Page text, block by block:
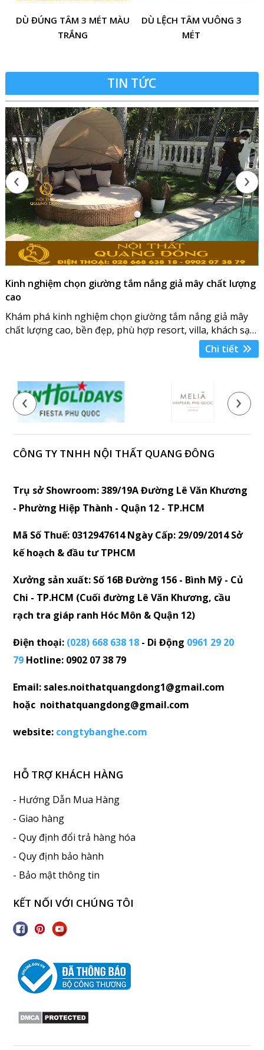
DÙ ĐÚNG TÂM 3 MÉT MÀU
TRẮNG
DÙ LỆCH TÂM VUÔNG 3
MÉT
TIN TỨC
Kinh nghiệm chọn giường tắm nắng giả mây chất lượng
cao
Khám phá kinh nghiệm chọn giường tắm nắng giả mây
chất lượng cao, bền đẹp, phù hợp resort, villa, khách sạn,
Chi tiết
‹ ›
‹ ›
CÔNG TY TNHH NỘI THẤT QUANG ĐÔNG
Trụ sở Showroom: 389/19A Đường Lê Văn Khương
- Phường Hiệp Thành - Quận 12 - TP.HCM
Mã Số Thuế: 0312947614 Ngày Cấp: 29/09/2014 Sở
kế hoạch & đầu tư TPHCM
Xưởng sản xuất: Số 16B Đường 156 - Bình Mỹ - Củ
Chi - TP.HCM (Cuối đường Lê Văn Khương, cầu
rạch tra giáp ranh Hóc Môn & Quận 12)
Điện thoại: (028) 668 638 18 - Di Động 0961 29 20
79 Hotline: 0902 07 38 79
Email: sales.noithatquangdong1@gmail.com
hoặc noithatquangdong@gmail.com
website: congtybanghe.com
HỖ TRỢ KHÁCH HÀNG
- Hướng Dẫn Mua Hàng
- Giao hàng
- Quy định đổi trả hàng hóa
- Quy định bảo hành
- Bảo mật thông tin
KẾT NỐI VỚI CHÚNG TÔI